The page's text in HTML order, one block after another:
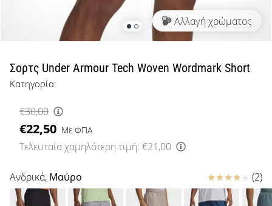
μπάσκετ
όπως
εμείς;
μαζί
μας
ως
πρεσβευτής
μάρκας
μας.
Αλλαγή χρώματος
Σορτς Under Armour Tech Woven Wordmark Short
Κατηγορία:
€30,00
€22,50 Με ΦΠΑ
Τελευταία χαμηλότερη τιμή: €21,00
Ανδρικά, Μαύρο Κριτικές (2)